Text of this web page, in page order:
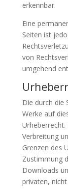
erkennbar.
Eine
Seiten ist
von
umgehend
Die durch die
Werke auf
Verbreitung
Grenzen des
Zustimmung
Downloads
privaten,